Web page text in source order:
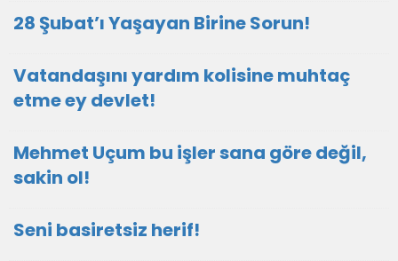
28 Şubat’ı Yaşayan Birine Sorun!
Vatandaşını yardım kolisine muhtaç
etme ey devlet!
Mehmet Uçum bu işler sana göre değil,
sakin ol!
Seni basiretsiz herif!